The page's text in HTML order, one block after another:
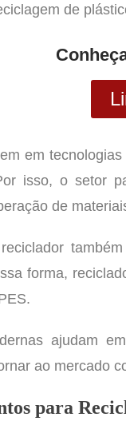
de
em
isso, o setor
de
forma,
ajudam
ao mercado
para